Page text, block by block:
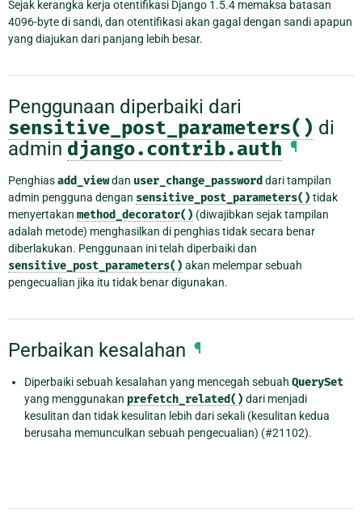
Sejak kerangka kerja otentifikasi Django 1.5.4 memaksa batasan
4096-byte di sandi, dan otentifikasi akan gagal dengan sandi apapun
yang diajukan dari panjang lebih besar.
Penggunaan diperbaiki dari
sensitive_post_parameters() di
admin django.contrib.auth ¶
Penghiasadd_viewdan user_change_password dari tampilan
admin pengguna dengan sensitive_post_parameters() tidak
menyertakan method_decorator() (diwajibkan sejak tampilan
adalah metode) menghasilkan di penghias tidak secara benar
diberlakukan. Penggunaan ini telah diperbaiki dan
sensitive_post_parameters() akan melempar sebuah
pengecualian jika itu tidak benar digunakan.
Perbaikan kesalahan ¶
Diperbaiki sebuah kesalahan yang mencegah sebuah QuerySet
yang menggunakan prefetch_related() dari menjadi
kesulitan dan tidak kesulitan lebih dari sekali (kesulitan kedua
berusaha memunculkan sebuah pengecualian) (#21102).